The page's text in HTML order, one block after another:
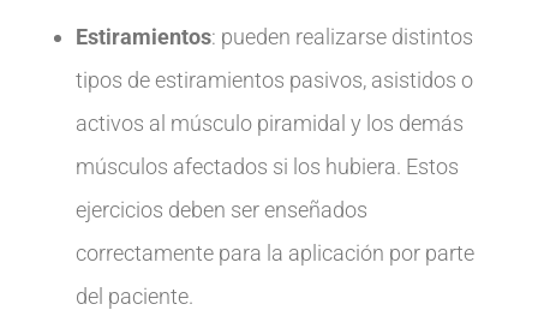
Estiramientos: pueden realizarse distintos
tipos de estiramientos pasivos, asistidos o
activos al músculo piramidal y los demás
músculos afectados si los hubiera. Estos
ejercicios deben ser enseñados
correctamente para la aplicación por parte
del paciente.